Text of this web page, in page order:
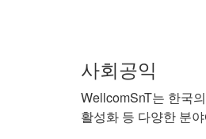
사회공익
WellcomSnT는 한국
활성화 등 다양한 분